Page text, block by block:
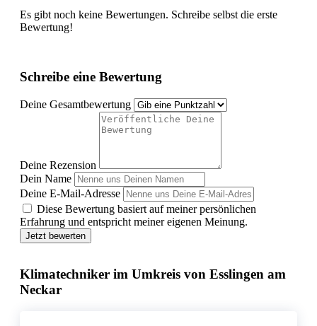
Es gibt noch keine Bewertungen. Schreibe selbst die erste
Bewertung!
Schreibe eine Bewertung
Deine Gesamtbewertung
Deine Rezension
Dein Name
Deine E-Mail-Adresse
Diese Bewertung basiert auf meiner persönlichen
Erfahrung und entspricht meiner eigenen Meinung.
Jetzt bewerten
Klimatechniker im Umkreis von Esslingen am
Neckar